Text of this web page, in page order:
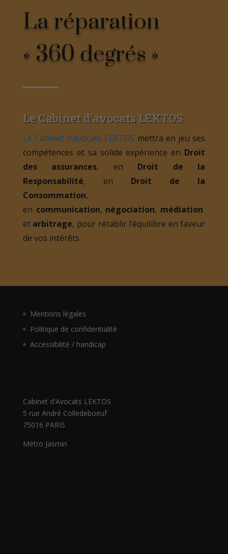
La réparation
« 360 degrés »
Le Cabinet d’avocats LEKTOS
Le Cabinet d’avocats LEKTOS mettra en jeu ses
compétences et sa solide expérience en Droit
des assurances, en Droit de la
Responsabilité, en Droit de la
Consommation,
en communication, négociation, médiation
et arbitrage, pour rétablir l’équilibre en faveur
de vos intérêts.
Mentions légales
Politique de confidentialité
Accessibilité / handicap
Cabinet d'Avocats LEKTOS
5 rue André Colledeboeuf
75016 PARIS
Métro Jasmin